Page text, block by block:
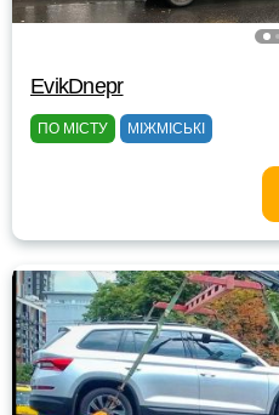
EvikDnepr
ПО МІСТУ МІЖМІСЬКІ